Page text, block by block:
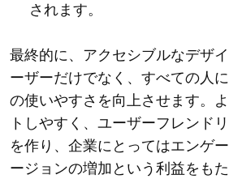
されます。
最終的に、アクセシブルなデザ
ーザーだけでなく、すべての人
の使いやすさを向上させます。
トしやすく、ユーザーフレンド
を作り、企業にとってはエンゲ
ージョンの増加という利益をもた